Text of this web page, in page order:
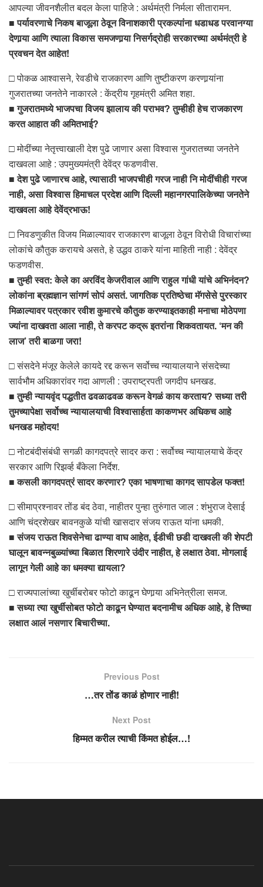
आपल्या जीवनशैलीत बदल केला पाहिजे : अर्थमंत्री निर्मला सीतारामन.
■पर्यावरणाचे निकष बाजूला ठेवून विनाशकारी प्रकल्पांना धडाधड परवानग्या
देणार्‍या आणि त्याला विकास समजणार्‍या निसर्गद्रोही सरकारच्या अर्थमंत्री हे
प्रवचन देत आहेत!
□ पोकळ आश्वासने, रेवडीचे राजकारण आणि तुष्टीकरण करणार्‍यांना
गुजरातच्या जनतेने नाकारले : केंद्रीय गृहमंत्री अमित शहा.
■गुजरातमध्ये भाजपचा विजय झालाय की पराभव? तुम्हीही हेच राजकारण
करत आहात की अमितभाई?
□ मोदींच्या नेतृत्त्वाखाली देश पुढे जाणार असा विश्वास गुजरातच्या जनतेने
दाखवला आहे : उपमुख्यमंत्री देवेंद्र फडणवीस.
■देश पुढे जाणारच आहे, त्यासाठी भाजपचीही गरज नाही नि मोदींचीही गरज
नाही, असा विश्वास हिमाचल प्रदेश आणि दिल्ली महानगरपालिकेच्या जनतेने
दाखवला आहे देवेंद्रभाऊ!
□ निवडणुकीत विजय मिळाल्यावर राजकारण बाजूला ठेवून विरोधी विचारांच्या
लोकांचे कौतुक करायचे असते, हे उद्धव ठाकरे यांना माहिती नाही : देवेंद्र
फडणवीस.
■तुम्ही स्वत: केले का अरविंद केजरीवाल आणि राहुल गांधी यांचे अभिनंदन?
लोकांना ब्रह्मज्ञान सांगणं सोपं असतं. जागतिक प्रतिष्ठेचा मॅगसेसे पुरस्कार
मिळाल्यावर पत्रकार रवीश कुमारचे कौतुक करण्याइतकाही मनाचा मोठेपणा
ज्यांना दाखवता आला नाही, ते करपट कद्रू इतरांना शिकवतायत. ‘मन की
लाज’ तरी बाळगा जरा!
□ संसदेने मंजूर केलेले कायदे रद्द करून सर्वोच्च न्यायालयाने संसदेच्या
सार्वभौम अधिकारांवर गदा आणली : उपराष्ट्रपती जगदीप धनखड.
■तुम्ही न्यायवृंद पद्धतीत ढवळाढवळ करून वेगळं काय करताय? सध्या तरी
तुमच्यापेक्षा सर्वोच्च न्यायालयाची विश्वासार्हता काकणभर अधिकच आहे
धनखड महोदय!
□ नोटबंदीसंबंधी सगळी कागदपत्रे सादर करा : सर्वोच्च न्यायालयाचे केंद्र
सरकार आणि रिझर्व्ह बँकेला निर्देश.
■कसली कागदपत्रं सादर करणार? एका भाषणाचा कागद सापडेल फक्त!
□ सीमाप्रश्नावर तोंड बंद ठेवा, नाहीतर पुन्हा तुरुंगात जाल : शंभुराज देसाई
आणि चंद्रशेखर बावनकुळे यांची खासदार संजय राऊत यांना धमकी.
■संजय राऊत शिवसेनेचा ढाण्या वाघ आहेत, ईडीची छडी दाखवली की शेपटी
घालून बावन्नबुळ्यांच्या बिळात शिरणारे उंदीर नाहीत, हे लक्षात ठेवा. मोगलाई
लागून गेली आहे का धमक्या द्यायला?
□ राज्यपालांच्या खुर्चीबरोबर फोटो काढून घेणार्‍या अभिनेत्रीला समज.
■सध्या त्या खुर्चीसोबत फोटो काढून घेण्यात बदनामीच अधिक आहे, हे तिच्या
लक्षात आलं नसणार बिचारीच्या.
Previous Post
…तर तोंड काळं होणार नाही!
Next Post
हिम्मत करील त्याची किंमत होईल…!